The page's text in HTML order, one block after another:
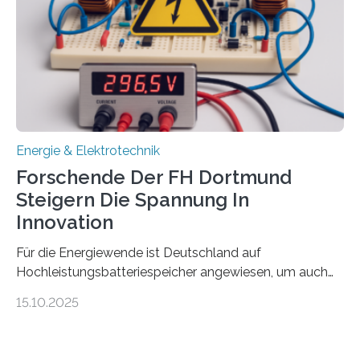
Gewinnerinnen der aktuellen Förderrunde des
Bayerischen Wissenschaftsministeriums. Im
Mittelpunkt steht der direkte Wissenstransfer: Neue
wissenschaftliche Erkenntnisse sollen rasch in die
Energie & Elektrotechnik
Forschende Der FH Dortmund
Steigern Die Spannung In
Innovation
Für die Energiewende ist Deutschland auf
Hochleistungsbatteriespeicher angewiesen, um auch
Doch mit der immensen Zahl einzelner Batteriezellen,
15.10.2025